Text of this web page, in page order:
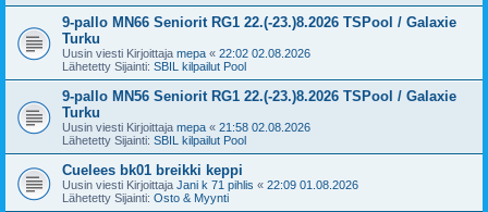
9-pallo MN66 Seniorit RG1 22.(-23.)8.2026 TSPool / Galaxie
Turku
Uusin viesti Kirjoittaja mepa « 22:02 02.08.2026
Lähetetty Sijainti: SBIL kilpailut Pool
9-pallo MN56 Seniorit RG1 22.(-23.)8.2026 TSPool / Galaxie
Turku
Uusin viesti Kirjoittaja mepa « 21:58 02.08.2026
Lähetetty Sijainti: SBIL kilpailut Pool
Cuelees bk01 breikki keppi
Uusin viesti Kirjoittaja Jani k 71 pihlis « 22:09 01.08.2026
Lähetetty Sijainti: Osto & Myynti